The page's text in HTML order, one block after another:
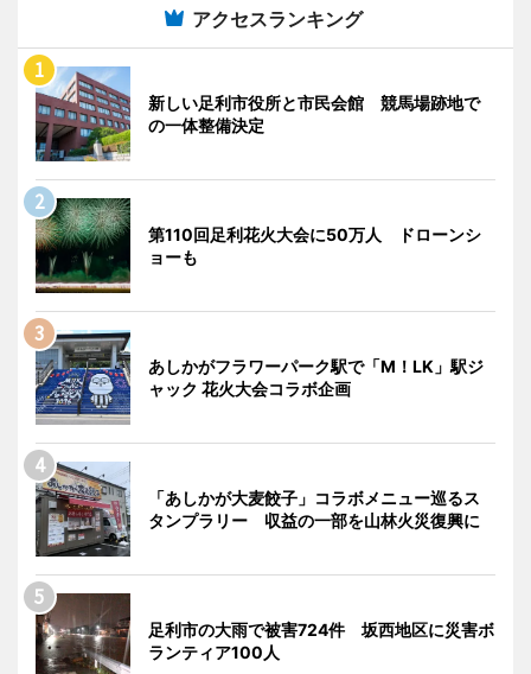
アクセスランキング
新しい足利市役所と市民会館 競馬場跡地で
の一体整備決定
第110回足利花火大会に50万人 ドローンシ
ョーも
あしかがフラワーパーク駅で「M！LK」駅ジ
ャック 花火大会コラボ企画
「あしかが大麦餃子」コラボメニュー巡るス
タンプラリー 収益の一部を山林火災復興に
足利市の大雨で被害724件 坂西地区に災害ボ
ランティア100人